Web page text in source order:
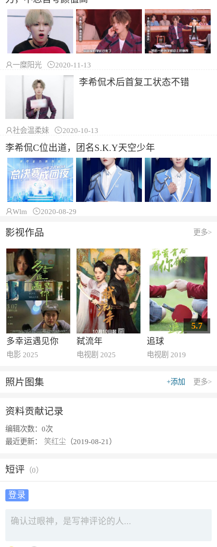
一糜阳光 2020-11-13
李希侃术后首复工状态不错
社会温柔妹 2020-10-13
李希侃C位出道，团名S.K.Y天空少年
Wlm 2020-08-29
更多>
影视作品
多幸运遇见你
电影 2025
弑流年
电视剧 2025
5.7
追球
电视剧 2019
更多>
+添加
照片图集
资料贡献记录
编辑次数：0次
最近更新：
笑红尘 （2019-08-21）
短评 （0）
登录